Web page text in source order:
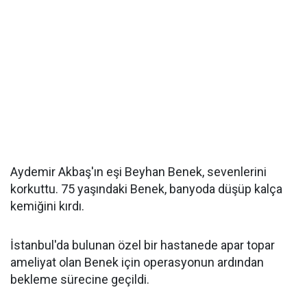
Aydemir Akbaş'ın eşi Beyhan Benek, sevenlerini
korkuttu. 75 yaşındaki Benek, banyoda düşüp kalça
kemiğini kırdı.
İstanbul'da bulunan özel bir hastanede apar topar
ameliyat olan Benek için operasyonun ardından
bekleme sürecine geçildi.